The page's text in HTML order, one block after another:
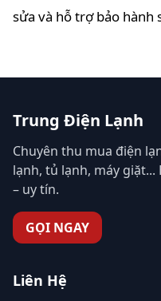
sửa và hỗ trợ bảo hành
Trung Điện Lạnh
Chuyên thu mua điện
lạnh, tủ lạnh, máy
– uy tín.
GỌI NGAY
Liên Hệ